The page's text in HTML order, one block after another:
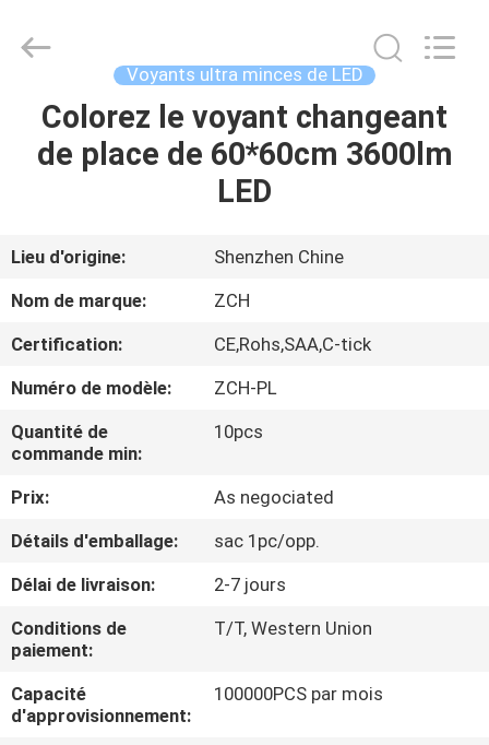
MAISON
AU
SUJET
DE
VISITE
CONTRÔLE
DE
QUALITÉ
CONTACTEZ-
NOUS
Fournisseur.
Copyright
ceilingledpanellights.com.
Voyants ultra minces de LED
Colorez le voyant changeant
de place de 60*60cm 3600lm
LED
Lieu d'origine:
Shenzhen Chine
Nom de marque:
ZCH
Certification:
CE,Rohs,SAA,C-tick
Numéro de modèle:
ZCH-PL
Quantité de
commande min:
10pcs
Prix:
As negociated
Détails d'emballage:
sac 1pc/opp.
Délai de livraison:
2-7 jours
Conditions de
paiement:
T/T, Western Union
Capacité
d'approvisionnement:
100000PCS par mois